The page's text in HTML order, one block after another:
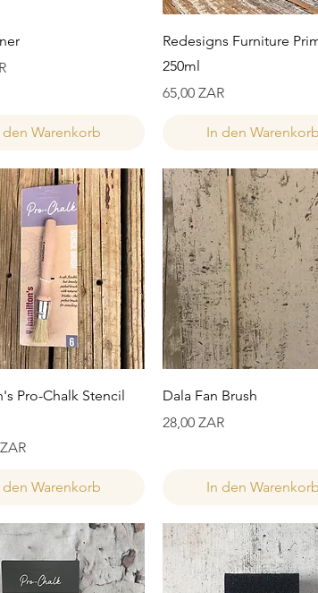
Schnellansicht
den Warenkorb
Schnellansicht
Redesigns Furniture
250ml
Preis
65,00 ZAR
In den Warenkorb
Schnellansicht
Pro-Chalk Stencil
den Warenkorb
Schnellansicht
Dala Fan Brush
Preis
28,00 ZAR
In den Warenkorb